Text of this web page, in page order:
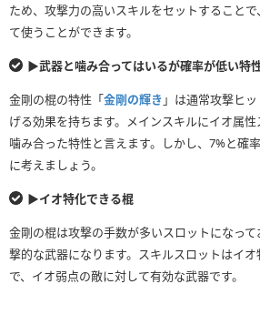
ため、攻撃力の高いスキルをセットすること
て使うことができます。
▶︎武器と噛み合ってはいるが確率が低い特
金剛の棍の特性「金剛の輝き 」は通常攻撃ヒ
げる効果を持ちます。メインスキルにイオ属
噛み合った特性と言えます。しかし、7%と確
に考えましょう。
▶︎イオ特化できる棍
金剛の棍は攻撃の手数が多いスロットになっ
撃的な武器になります。スキルスロットはイ
で、イオ弱点の敵に対して有効な武器です。